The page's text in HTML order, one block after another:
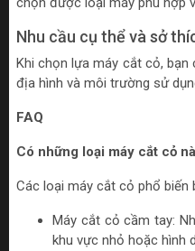
Nhu cầu cụ thể và sở
Khi chọn lựa máy cắt cỏ,
địa hình và môi trường sử
FAQ
Có những loại máy cắt cỏ
Các loại máy cắt cỏ phổ biến
Máy cắt cỏ cầm tay:
khu vực nhỏ hoặc hình